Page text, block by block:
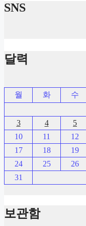
SNS
달력
월
화 수
3
4 5
10
11 12
17
18 19
24
25 26
31
보관함